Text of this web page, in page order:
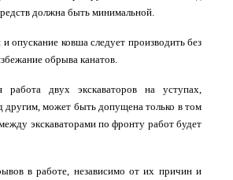
должна быть минимальной.
опускание ковша следует производить без
обрыва канатов.
работа двух экскаваторов на уступах,
может быть допущена только в том
экскаваторами по фронту работ будет
в работе, независимо от их причин и